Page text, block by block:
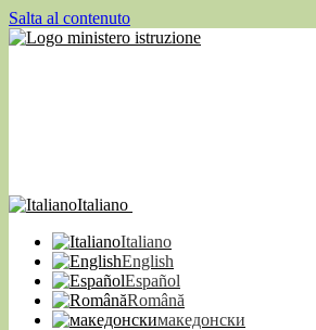
Salta al contenuto
Italiano
Italiano
English
Español
Română
македонски